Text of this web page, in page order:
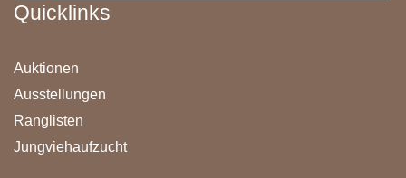
Quicklinks
Auktionen
Ausstellungen
Ranglisten
Jungviehaufzucht